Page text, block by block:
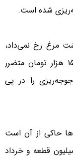
شده است.
مرغ رخ نمی‌داد،
مرغداران به ازای تولید هر کیلو مرغ ۱۰ تا ۱۵ هزار تومان متضرر
را در پی
حاکی از آن است
اردیبهشت هم‌میزان جوجه‌ریزی به ۱۱۰ میلیون قطعه و خرداد